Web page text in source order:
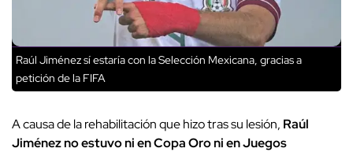
Raúl Jiménez sí estaría con la Selección Mexicana, gracias a
petición de la FIFA
A causa de la rehabilitación que hizo tras su lesión, Raúl
Jiménez no estuvo ni en Copa Oro ni en Juegos